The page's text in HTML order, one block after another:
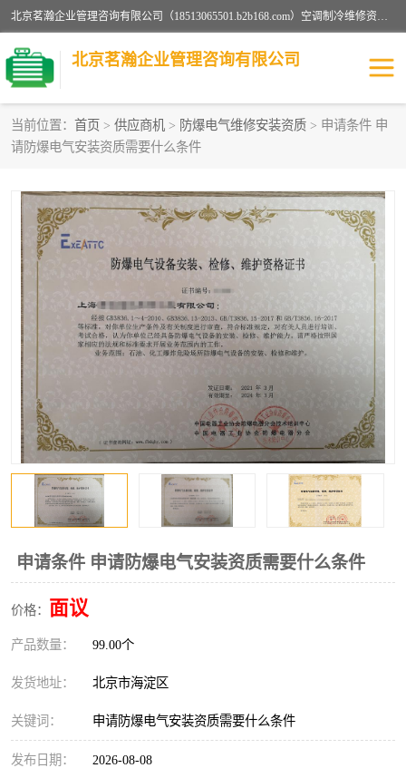
北京茗瀚企业管理咨询有限公司（18513065501.b2b168.com）空调制冷维修资质,油烟管道清洗资质,清洗行业资质公司秉承“顾客至上，锐意进缺的经营理念，我们提供高质量的产品，坚持“客户”的原则为广大客户提供贴心服务。如果你对公司的产品感兴趣，可以联系高经理，我们会用好的产品和服务让您满意。
北京茗瀚企业管理咨询有限公司
当前位置： 首页 > 供应商机 > 防爆电气维修安装资质 > 申请条件 申
请防爆电气安装资质需要什么条件
申请条件 申请防爆电气安装资质需要什么条件
价格： 面议
产品数量： 99.00个
发货地址： 北京市海淀区
关键词： 申请防爆电气安装资质需要什么条件
发布日期： 2026-08-08
烟道清洗资质
清洗资质 认证服务
防爆电气维修安装资质 空调制冷维修安装资质